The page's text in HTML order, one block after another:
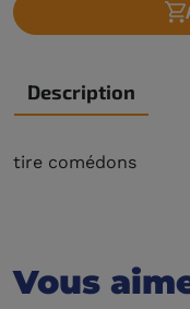
Description
tire comédons
Vous